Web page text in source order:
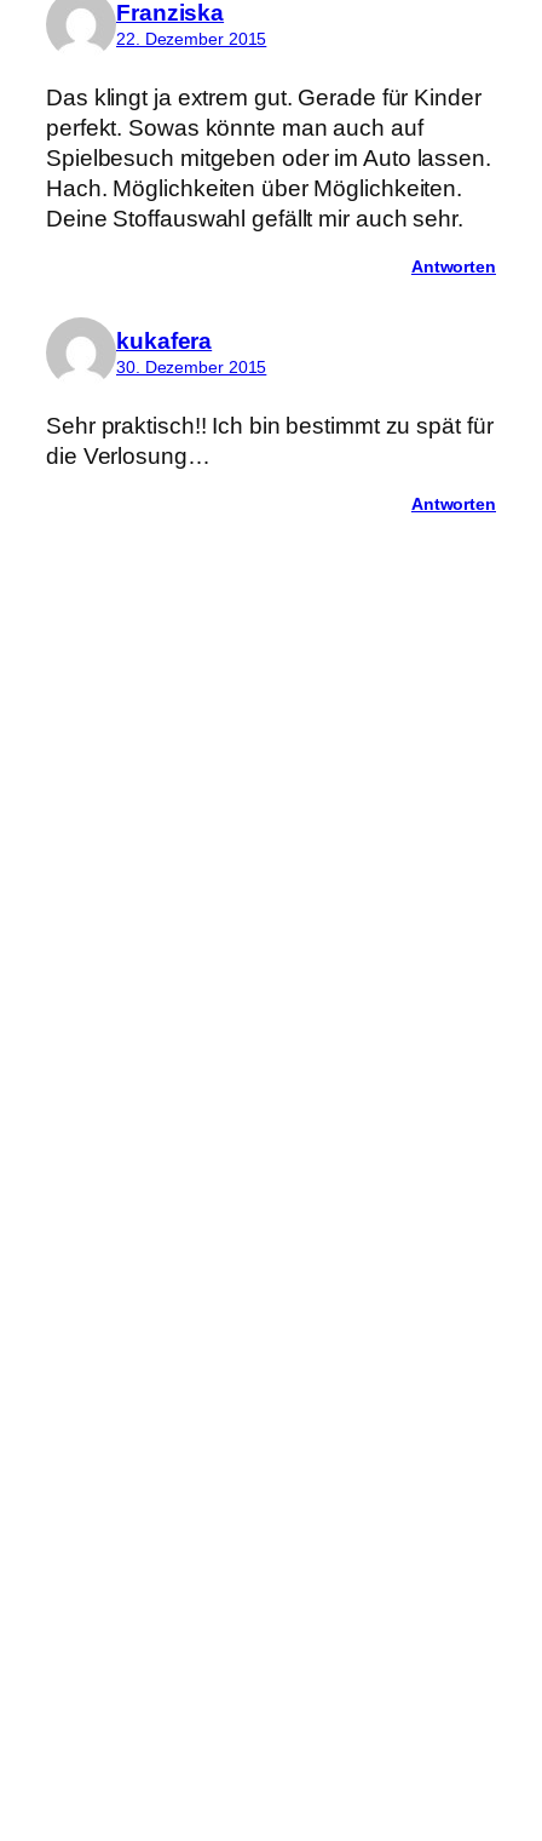
Franziska
22. Dezember 2015
Das klingt ja extrem gut. Gerade für Kinder
perfekt. Sowas könnte man auch auf
Spielbesuch mitgeben oder im Auto lassen.
Hach. Möglichkeiten über Möglichkeiten.
Deine Stoffauswahl gefällt mir auch sehr.
Antworten
kukafera
30. Dezember 2015
Sehr praktisch!! Ich bin bestimmt zu spät für
die Verlosung…
Antworten